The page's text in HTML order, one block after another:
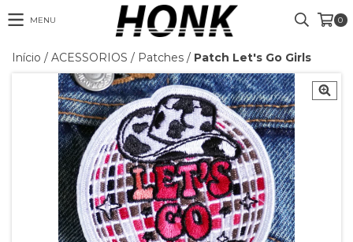
MENU 0
Início / ACESSORIOS / Patches / Patch Let's Go Girls